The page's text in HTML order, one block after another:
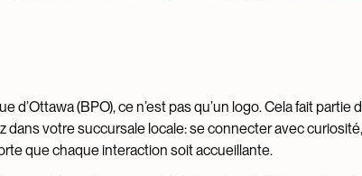
d’Ottawa (BPO), ce n’est pas qu’un logo. Cela fait partie
dans votre succursale locale: se connecter avec
que chaque interaction soit accueillante.